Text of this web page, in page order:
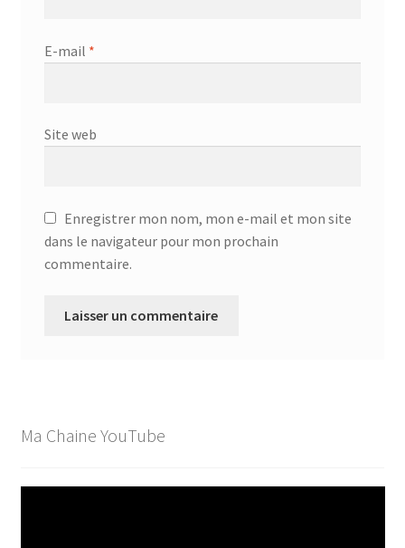
E-mail *
Site web
Enregistrer mon nom, mon e-mail et mon site
dans le navigateur pour mon prochain
commentaire.
Ma Chaine YouTube